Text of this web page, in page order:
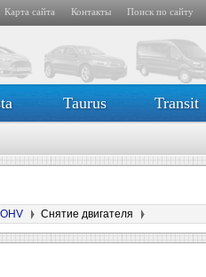
Карта сайта Контакты Поиск по сайту
Taurus Transit
Снятие двигателя